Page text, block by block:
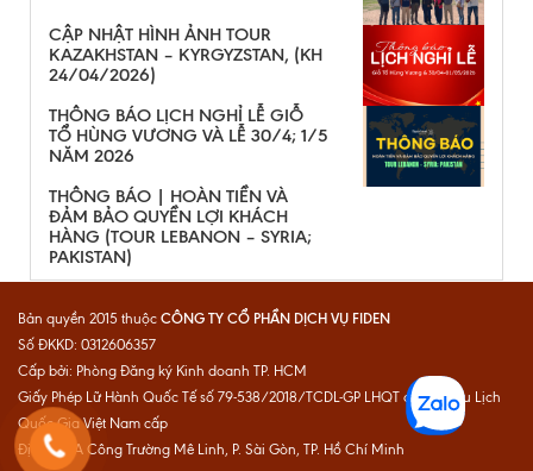
CẬP NHẬT HÌNH ẢNH TOUR
KAZAKHSTAN – KYRGYZSTAN, (KH
24/04/2026)
THÔNG BÁO LỊCH NGHỈ LỄ GIỖ
TỔ HÙNG VƯƠNG VÀ LỄ 30/4; 1/5
NĂM 2026
THÔNG BÁO | HOÀN TIỀN VÀ
ĐẢM BẢO QUYỀN LỢI KHÁCH
HÀNG (TOUR LEBANON – SYRIA;
PAKISTAN)
Bản quyền 2015 thuộc CÔNG TY CỔ PHẦN DỊCH VỤ FIDEN
Số ĐKKD: 0312606357
Cấp bởi: Phòng Đăng ký Kinh doanh TP. HCM
Giấy Phép Lữ Hành Quốc Tế số 79-538/2018/TCDL-GP LHQT do Cục Du Lịch
Quốc Gia Việt Nam cấp
Địa chỉ: 1A Công Trường Mê Linh, P. Sài Gòn, TP. Hồ Chí Minh